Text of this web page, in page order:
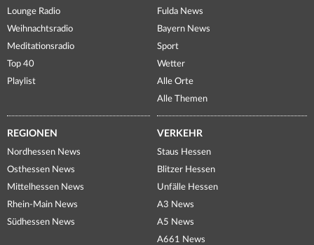
Lounge Radio
Weihnachtsradio
Meditationsradio
Top 40
Playlist
Fulda News
Bayern News
Sport
Wetter
Alle Orte
Alle Themen
REGIONEN
Nordhessen News
Osthessen News
Mittelhessen News
Rhein-Main News
Südhessen News
VERKEHR
Staus Hessen
Blitzer Hessen
Unfälle Hessen
A3 News
A5 News
A661 News